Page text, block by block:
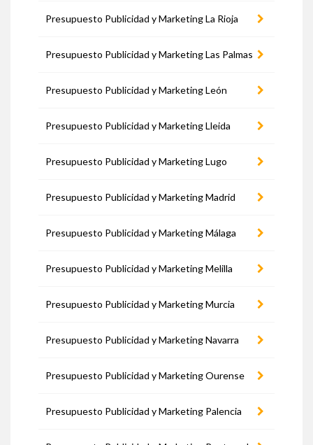
Presupuesto Publicidad y Marketing La Rioja
Presupuesto Publicidad y Marketing Las Palmas
Presupuesto Publicidad y Marketing León
Presupuesto Publicidad y Marketing Lleida
Presupuesto Publicidad y Marketing Lugo
Presupuesto Publicidad y Marketing Madrid
Presupuesto Publicidad y Marketing Málaga
Presupuesto Publicidad y Marketing Melilla
Presupuesto Publicidad y Marketing Murcia
Presupuesto Publicidad y Marketing Navarra
Presupuesto Publicidad y Marketing Ourense
Presupuesto Publicidad y Marketing Palencia